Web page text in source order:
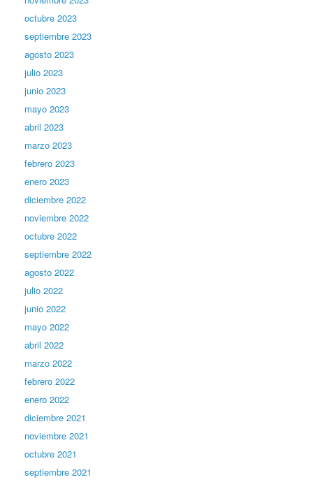
octubre 2023
septiembre 2023
agosto 2023
julio 2023
junio 2023
mayo 2023
abril 2023
marzo 2023
febrero 2023
enero 2023
diciembre 2022
noviembre 2022
octubre 2022
septiembre 2022
agosto 2022
julio 2022
junio 2022
mayo 2022
abril 2022
marzo 2022
febrero 2022
enero 2022
diciembre 2021
noviembre 2021
octubre 2021
septiembre 2021